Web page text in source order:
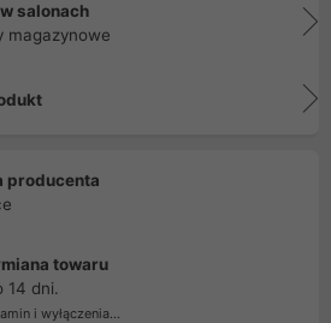
salonach
magazynowe
producenta
towaru
14 dni.
i wyłączenia...